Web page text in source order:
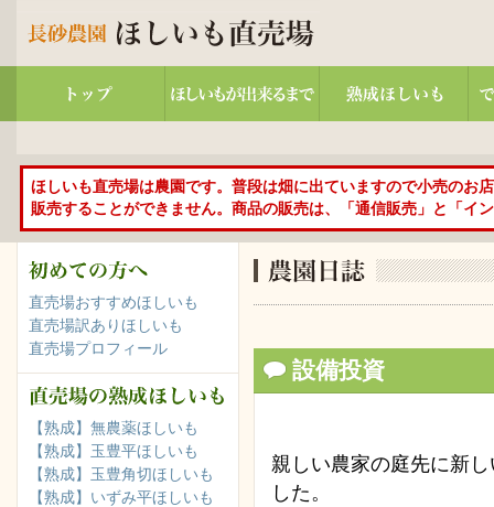
ほしいも直売場は農園です。普段は畑に出ていますので小売のお
販売することができません。商品の販売は、「通信販売」と「イ
設備投資
親しい農家の庭先に新
した。
直売場おすすめほしいも
直売場訳ありほしいも
直売場プロフィール
【熟成】無農薬ほしいも
【熟成】玉豊平ほしいも
【熟成】玉豊角切ほしいも
【熟成】いずみ平ほしいも